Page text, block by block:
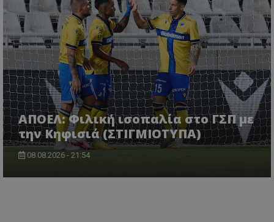
ΑΠΟΕΛ: Φιλική ισοπαλία στο ΓΣΠ με
την Κηφισιά (ΣΤΙΓΜΙΟΤΥΠΑ)
08.08.2026 - 21:54